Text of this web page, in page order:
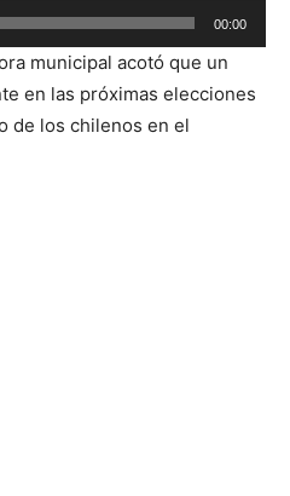
00:00
municipal acotó que un
en las próximas elecciones
de los chilenos en el